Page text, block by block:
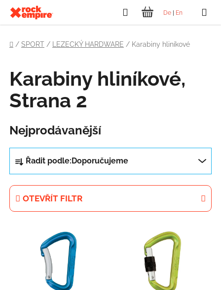
obsah
De En
Hledat
NÁKUPNÍ
KOŠÍK
Domů
/ SPORT / LEZECKÝ HARDWARE / Karabiny hliníkové
Karabiny hliníkové,
Strana 2
Nejprodávanější
a
z
e
n
Řadit podle: Doporučujeme
OTEVŘÍT FILTR